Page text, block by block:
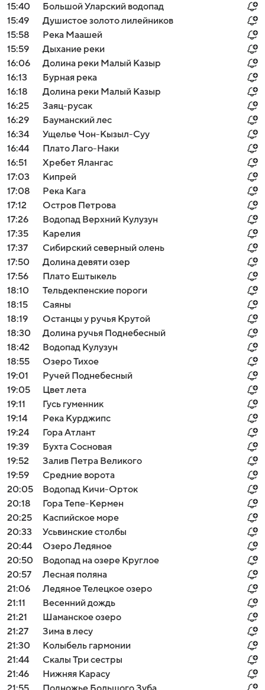
15:40
Большой Уларский водопад
15:49
Душистое золото лилейников
15:58
Река Маашей
15:59
Дыхание реки
16:06
Долина реки Малый Казыр
16:13
Бурная река
16:18
Долина реки Малый Казыр
16:25
Заяц-русак
16:29
Бауманский лес
16:34
Ущелье Чон-Кызыл-Суу
16:44
Плато Лаго-Наки
16:51
Хребет Ялангас
17:03
Кипрей
17:08
Река Кага
17:12
Остров Петрова
17:26
Водопад Верхний Кулузун
17:35
Карелия
17:37
Сибирский северный олень
17:50
Долина девяти озер
17:56
Плато Ештыкель
18:10
Тельдекпенские пороги
18:15
Саяны
18:19
Останцы у ручья Крутой
18:30
Долина ручья Поднебесный
18:42
Водопад Кулузун
18:55
Озеро Тихое
19:01
Ручей Поднебесный
19:05
Цвет лета
19:11
Гусь гуменник
19:14
Река Курджипс
19:24
Гора Атлант
19:39
Бухта Сосновая
19:52
Залив Петра Великого
19:59
Средние ворота
20:05
Водопад Кичи-Орток
20:18
Гора Тепе-Кермен
20:25
Каспийское море
20:33
Усьвинские столбы
20:44
Озеро Ледяное
20:50
Водопад на озере Круглое
20:57
Лесная поляна
21:06
Ледяное Телецкое озеро
21:11
Весенний дождь
21:21
Шаманское озеро
21:27
Зима в лесу
21:30
Колыбель гармонии
21:44
Скалы Три сестры
21:46
Нижняя Карасу